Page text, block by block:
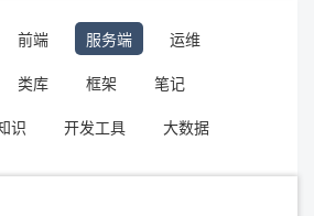
前端 服务端
运维
类库 框架
笔记
识 开发工具 大数据